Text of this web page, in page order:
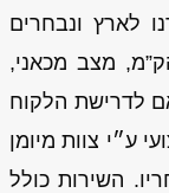
לארץ ונבחרים
מצב מכאני,
לדרישת הלקוח
ע״י צוות מיומן
השירות כולל